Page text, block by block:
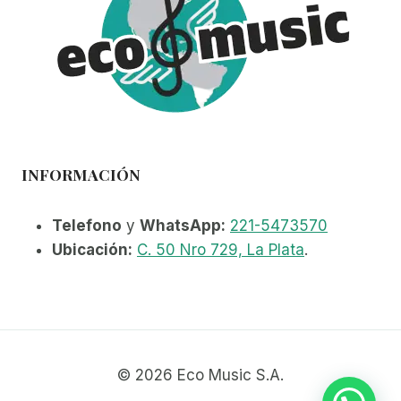
INFORMACIÓN
Telefono y WhatsApp: 221-5473570
Ubicación: C. 50 Nro 729, La Plata.
© 2026 Eco Music S.A.